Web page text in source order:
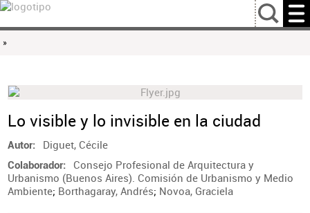
…
»
Lo visible y lo invisible en la ciudad
Autor Diguet, Cécile
Colaborador
Consejo Profesional de Arquitectura y
Urbanismo (Buenos Aires). Comisión de Urbanismo y Medio
Ambiente; Borthagaray, Andrés; Novoa, Graciela